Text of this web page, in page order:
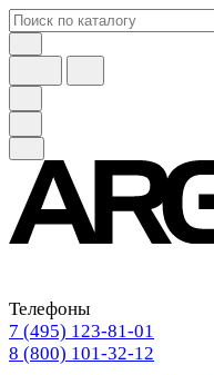
Телефоны
7 (495) 123-81-01
8 (800) 101-32-12